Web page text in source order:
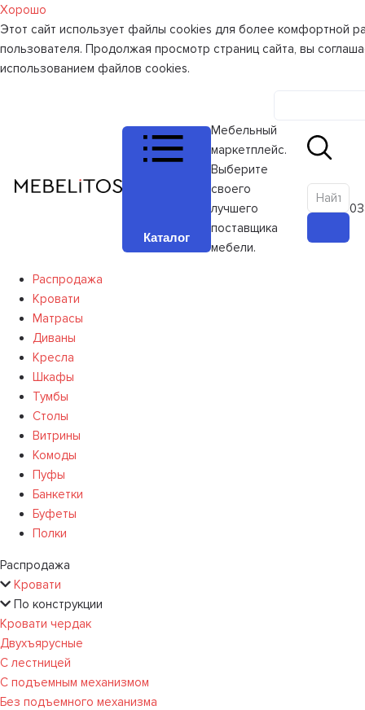
Хорошо
Этот сайт использует файлы cookies для более комфортной
пользователя. Продолжая просмотр страниц сайта, вы
использованием файлов cookies.
Каталог
Мебельный
маркетплейс.
Выберите
своего
лучшего
поставщика
мебели.
0
Распродажа
Кровати
Матрасы
Диваны
Кресла
Шкафы
Тумбы
Столы
Витрины
Комоды
Пуфы
Банкетки
Буфеты
Полки
Распродажа
Кровати
По конструкции
Кровати чердак
Двухъярусные
С лестницей
С подъемным механизмом
Без подъемного механизма